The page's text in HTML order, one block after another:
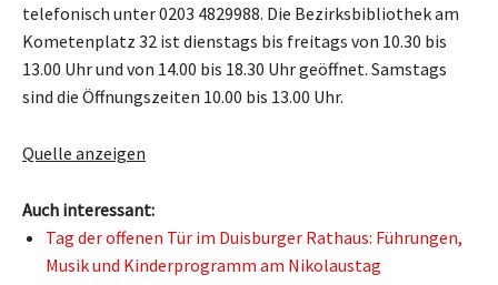
telefonisch unter 0203 4829988. Die Bezirksbibliothek am
Kometenplatz 32 ist dienstags bis freitags von 10.30 bis
13.00 Uhr und von 14.00 bis 18.30 Uhr geöffnet. Samstags
sind die Öffnungszeiten 10.00 bis 13.00 Uhr.
Quelle anzeigen
Auch interessant:
Tag der offenen Tür im Duisburger Rathaus: Führungen,
Musik und Kinderprogramm am Nikolaustag